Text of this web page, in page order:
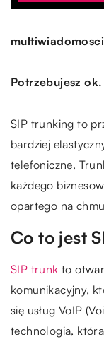
multiwiadomosci
Potrzebujesz
SIP trunking to
bardziej
telefoniczne.
każdego
opartego na
Co to jest
SIP trunk to
komunikacyjny,
się usług VoIP
technologia,